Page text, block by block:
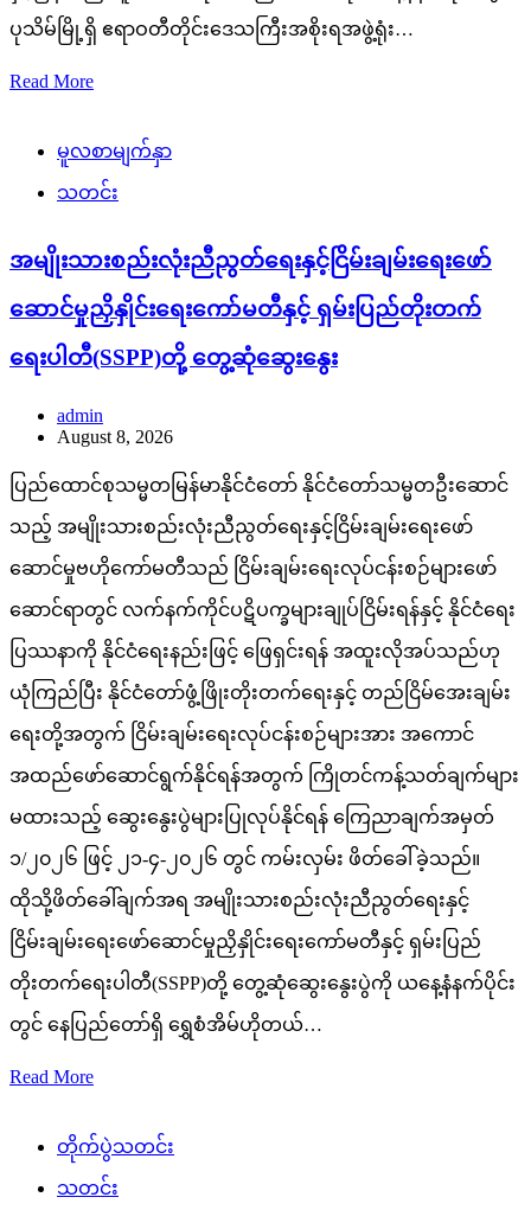
ပုသိမ်မြို့ရှိ ဧရာဝတီတိုင်းဒေသကြီးအစိုးရအဖွဲ့ရုံး…
Read More
မူလစာမျက်နှာ
သတင်း
အမျိုးသားစည်းလုံးညီညွတ်ရေးနှင့်ငြိမ်းချမ်းရေးဖော်
ဆောင်မှုညှိနှိုင်းရေးကော်မတီနှင့် ရှမ်းပြည်တိုးတက်
ရေးပါတီ(SSPP)တို့ တွေ့ဆုံဆွေးနွေး
admin
August 8, 2026
ပြည်ထောင်စုသမ္မတမြန်မာနိုင်ငံတော် နိုင်ငံတော်သမ္မတဦးဆောင်
သည့် အမျိုးသားစည်းလုံးညီညွတ်ရေးနှင့်ငြိမ်းချမ်းရေးဖော်
ဆောင်မှုဗဟိုကော်မတီသည် ငြိမ်းချမ်းရေးလုပ်ငန်းစဉ်များဖော်
ဆောင်ရာတွင် လက်နက်ကိုင်ပဋိပက္ခများချုပ်ငြိမ်းရန်နှင့် နိုင်ငံရေး
ပြဿနာကို နိုင်ငံရေးနည်းဖြင့် ဖြေရှင်းရန် အထူးလိုအပ်သည်ဟု
ယုံကြည်ပြီး နိုင်ငံတော်ဖွံ့ဖြိုးတိုးတက်ရေးနှင့် တည်ငြိမ်အေးချမ်း
ရေးတို့အတွက် ငြိမ်းချမ်းရေးလုပ်ငန်းစဉ်များအား အကောင်
အထည်ဖော်ဆောင်ရွက်နိုင်ရန်အတွက် ကြိုတင်ကန့်သတ်ချက်များ
မထားသည့် ဆွေးနွေးပွဲများပြုလုပ်နိုင်ရန် ကြေညာချက်အမှတ်
၁/၂၀၂၆ ဖြင့် ၂၁-၄-၂၀၂၆ တွင် ကမ်းလှမ်း ဖိတ်ခေါ်ခဲ့သည်။
ထိုသို့ဖိတ်ခေါ်ချက်အရ အမျိုးသားစည်းလုံးညီညွတ်ရေးနှင့်
ငြိမ်းချမ်းရေးဖော်ဆောင်မှုညှိနှိုင်းရေးကော်မတီနှင့် ရှမ်းပြည်
တိုးတက်ရေးပါတီ(SSPP)တို့ တွေ့ဆုံဆွေးနွေးပွဲကို ယနေ့နံနက်ပိုင်း
တွင် နေပြည်တော်ရှိ ရွှေစံအိမ်ဟိုတယ်…
Read More
တိုက်ပွဲသတင်း
သတင်း